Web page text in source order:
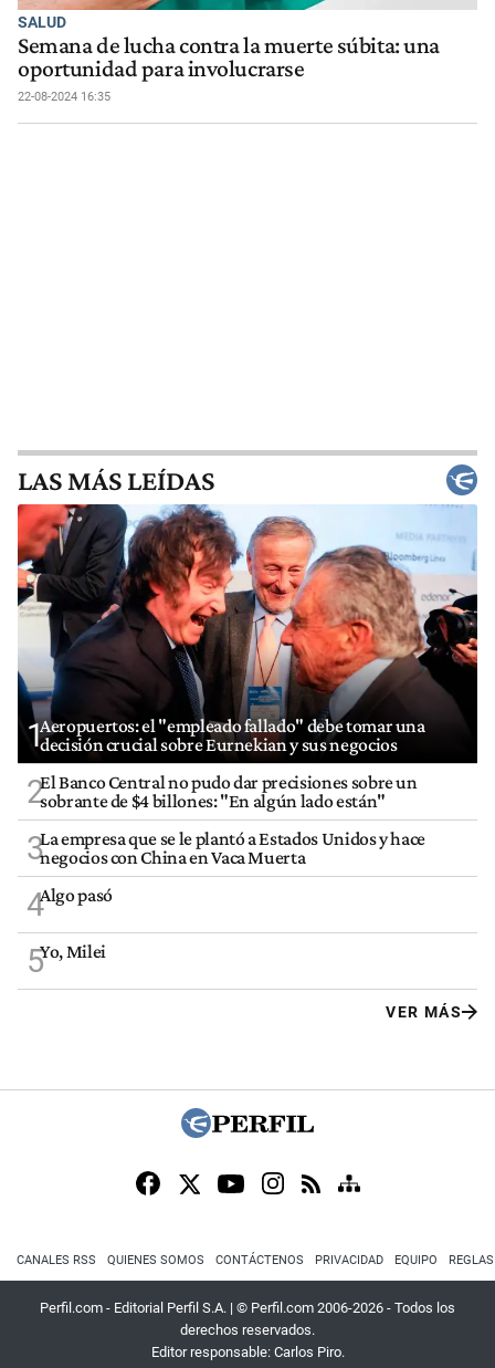
SALUD
Semana de lucha contra la muerte súbita: una
oportunidad para involucrarse
22-08-2024 16:35
LAS MÁS LEÍDAS
1Aeropuertos: el "empleado fallado" debe tomar una
decisión crucial sobre Eurnekian y sus negocios
2El Banco Central no pudo dar precisiones sobre un
sobrante de $4 billones: "En algún lado están"
3La empresa que se le plantó a Estados Unidos y hace
negocios con China en Vaca Muerta
4Algo pasó
5Yo, Milei
VER MÁS
CANALES RSS QUIENES SOMOS CONTÁCTENOS PRIVACIDAD EQUIPO
Perfil.com - Editorial Perfil S.A. | © Perfil.com 2006-2026 - Todos los
derechos reservados.
Editor responsable: Carlos Piro.